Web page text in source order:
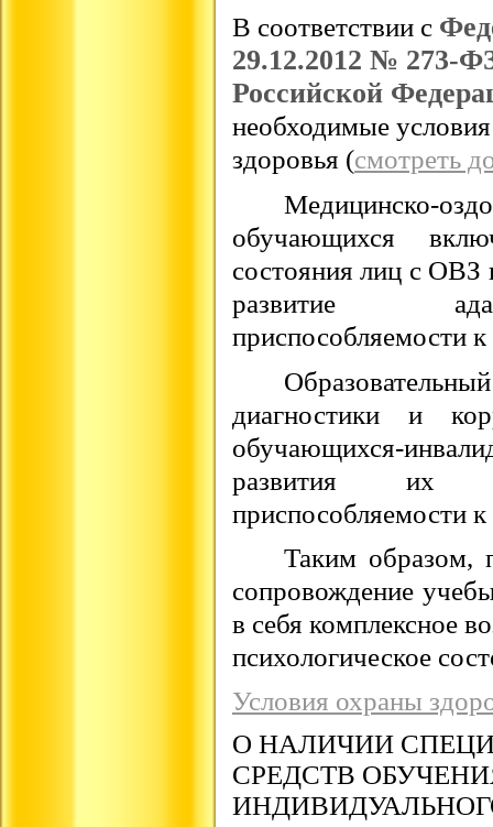
В соответствии с
29.12.2012 № 273-
Российской
необходимые
здоровья (смотреть
Медицинско-
обучающихся
состояния лиц с ОВЗ
развитие
приспособляемости к
диагностики и
обучающихся-
развития их
приспособляемости к
Таким образом,
сопровождение
в себя комплексное
психологическое
Условия охраны
О НАЛИЧИИ
СРЕДСТВ